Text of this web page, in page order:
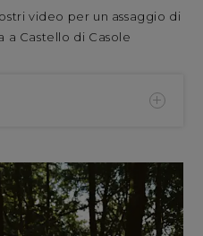
video per un assaggio di
a Castello di Casole